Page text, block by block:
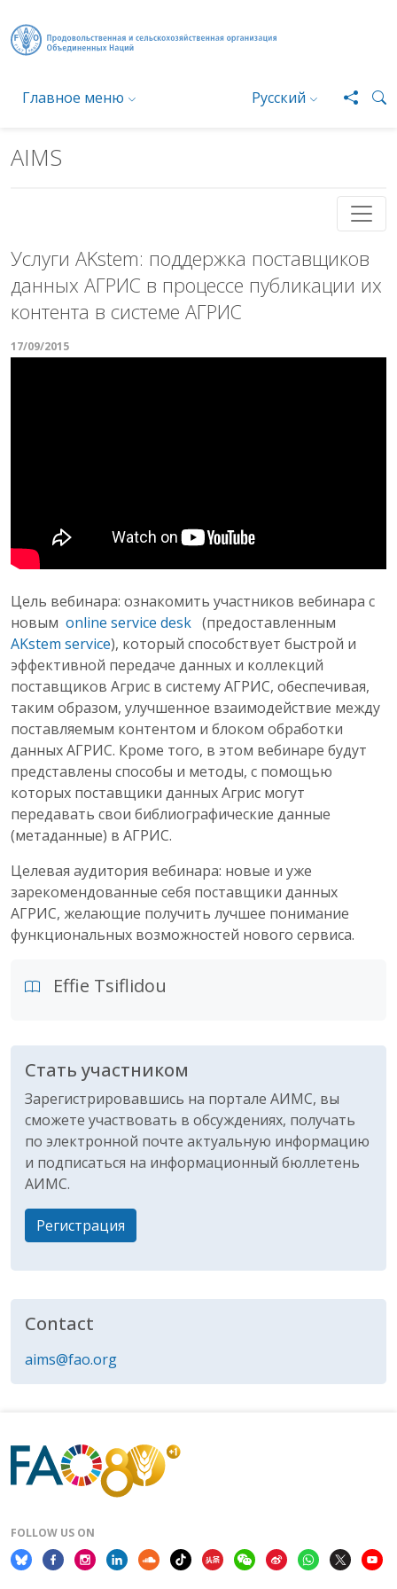
Главное меню Русский
AIMS
Услуги AKstem: поддержка поставщиков
данных АГРИС в процессе публикации их
контента в системе АГРИС
17/09/2015
Цель вебинара: ознакомить участников вебинара с
новым online service desk (предоставленным
AKstem service), который способствует быстрой и
эффективной передаче данных и коллекций
поставщиков Агрис в систему АГРИС, обеспечивая,
таким образом, улучшенное взаимодействие между
поставляемым контентом и блоком обработки
данных АГРИС. Кроме того, в этом вебинаре будут
представлены способы и методы, с помощью
которых поставщики данных Агрис могут
передавать свои библиографические данные
(метаданные) в АГРИС.
Целевая аудитория вебинара: новые и уже
зарекомендованные себя поставщики данных
АГРИС, желающие получить лучшее понимание
функциональных возможностей нового сервиса.
Effie Tsiflidou
Стать участником
Зарегистрировавшись на портале АИМС, вы
сможете участвовать в обсуждениях, получать
по электронной почте актуальную информацию
и подписаться на информационный бюллетень
АИМС.
Регистрация
Contact
aims@fao.org
FOLLOW US ON